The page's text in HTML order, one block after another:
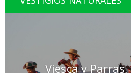
Viesca y Parras,